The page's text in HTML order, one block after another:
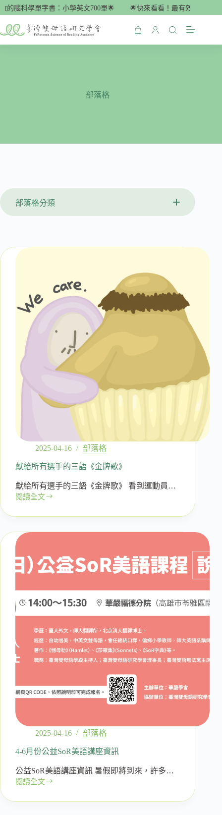
跳
主
科學單字書：小學英文700單🌟 🌟快來看看！最有效的腦科學單
購
部落格
2025-04-16 部落格
獻給所有選手的三語《金牌歌》
獻給所有選手的三語《金牌歌》 看到運動員…
閱讀全文
獻
有
選
的
三
牌
歌》
2025-04-16 部落格
4-6月份公益SoR美語講座資訊
公益SoR美語講座資訊 暑假即將到來，許多…
閱讀全文
4-
月
部落格分類
臺雙會日常
百人百場側寫
專欄作家一覽